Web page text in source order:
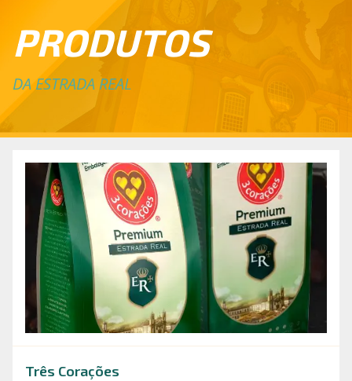
PRODUTOS
DA ESTRADA REAL
Três Corações